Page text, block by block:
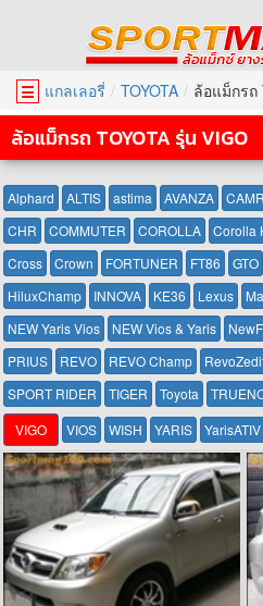
☰ แกลเลอรี่ TOYOTA ล้อแม็กรถ
ล้อแม็กรถ TOYOTA รุ่น VIGO
Alphard ALTIS astima AVANZA
CHR
COMMUTER COROLLA Corolla
Cross
Crown FORTUNER FT86 GTO
HiluxChamp
INNOVA KE36 Lexus
NEW Yaris Vios
NEW Vios & Yaris
PRIUS
REVO REVO Champ
SPORT RIDER
TIGER Toyota
VIGO
VIOS WISH YARIS YarisATIV